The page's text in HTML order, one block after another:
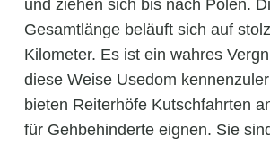
und ziehen sich bis nach Polen.
Gesamtlänge beläuft sich auf
Kilometer. Es ist ein wahres
diese Weise Usedom
bieten Reiterhöfe Kutschfahrten
für Gehbehinderte eignen. Sie